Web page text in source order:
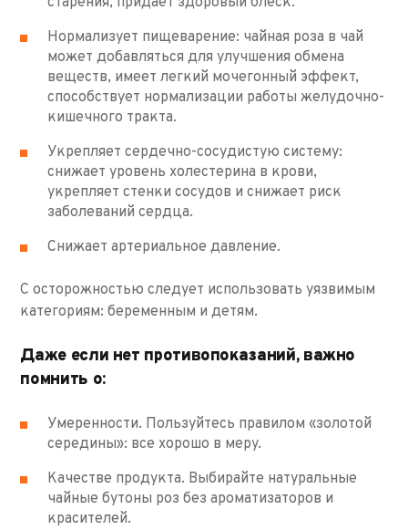
Нормализует пищеварение: чайная роза в чай
может добавляться для улучшения обмена
веществ, имеет легкий мочегонный эффект,
способствует нормализации работы желудочно-
кишечного тракта.
Укрепляет сердечно-сосудистую систему:
снижает уровень холестерина в крови,
укрепляет стенки сосудов и снижает риск
заболеваний сердца.
Снижает артериальное давление.
С осторожностью следует использовать уязвимым
категориям: беременным и детям.
Даже если нет противопоказаний, важно
помнить о:
Умеренности. Пользуйтесь правилом «золотой
середины»: все хорошо в меру.
Качестве продукта. Выбирайте натуральные
чайные бутоны роз без ароматизаторов и
красителей.